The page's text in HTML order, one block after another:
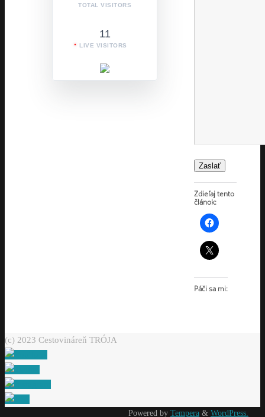
Zaslať
Zdieľaj tento
článok:
Páči sa mi:
TOTAL VISITORS
11
LIVE VISITORS
(c) 2023 Cestovináreň TRÓJA
Powered by Tempera & WordPress.